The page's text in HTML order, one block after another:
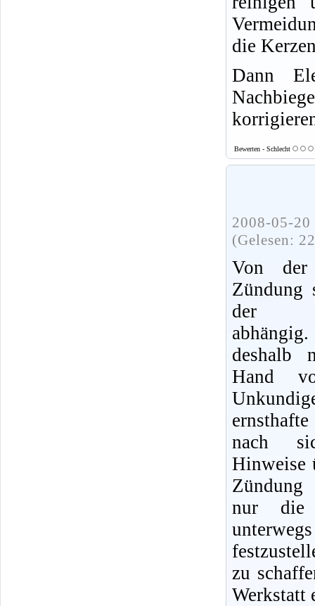
die
Dann
Bewerten - Schlecht
2008-05-
(Gelesen:
Von der
Zündung
der
deshalb
Hand
nach
Hinweise
nur die
zu
Werkstatt